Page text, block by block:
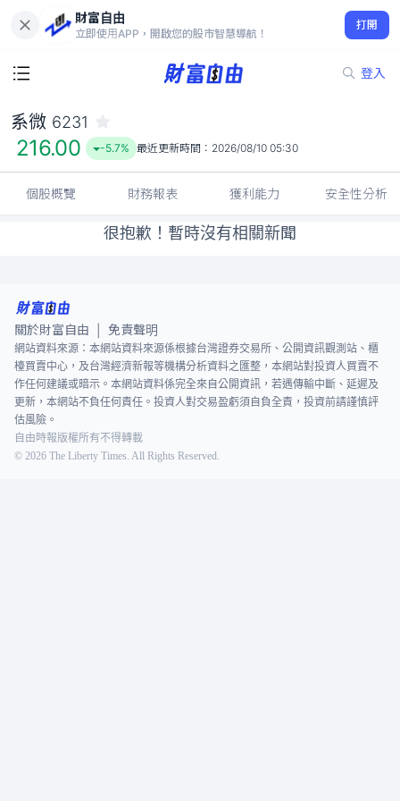
財富自由
立即使用APP，開啟您的股市智慧導航！
打開
登入
216.00
-5.7%
系微 6231
216.00 -5.7% 最近更新時間： 2026/08/10 05:30
個股概覽 財務報表 獲利能力 安全性分析
很抱歉！暫時沒有相關新聞
關於財富自由 免責聲明
網站資料來源：本網站資料來源係根據台灣證券交易所、公開資訊觀測站、櫃
檯買賣中心，及台灣經濟新報等機構分析資料之匯整，本網站對投資人買賣不
作任何建議或暗示。本網站資料係完全來自公開資訊，若遇傳輸中斷、延遲及
更新，本網站不負任何責任。投資人對交易盈虧須自負全責，投資前請謹慎評
估風險。
自由時報版權所有不得轉載
© 2026 The Liberty Times. All Rights Reserved.